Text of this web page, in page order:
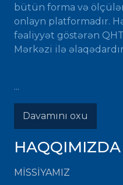
bütün forma və
onlayn platformadır.
fəaliyyət göstərən
Mərkəzi ilə
...
Davamını oxu
HAQQIMIZDA
MISSIYAMIZ